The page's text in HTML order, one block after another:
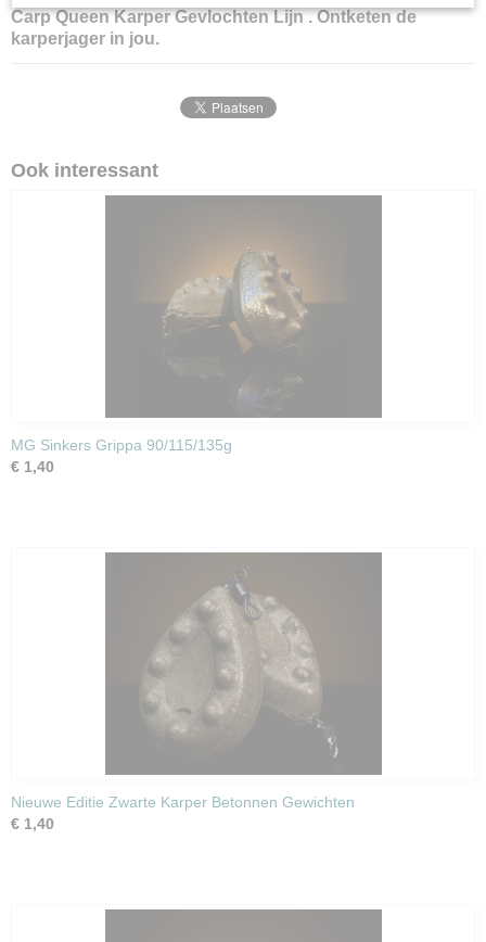
Carp QueenKarperGevlochten Lijn . Ontketen de
karperjager in jou.
Ook interessant
MG Sinkers Grippa 90/115/135g
€ 1,40
Nieuwe Editie Zwarte Karper Betonnen Gewichten
€ 1,40